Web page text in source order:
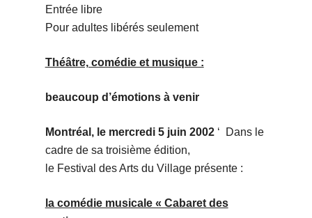
Entrée libre
Pour adultes libérés seulement
Théâtre, comédie et musique :
beaucoup d’émotions à venir
Montréal, le mercredi 5 juin 2002‘
Dans le
cadre de sa troisième édition,
le Festival des Arts du Village présente :
la comédie musicale « Cabaret des